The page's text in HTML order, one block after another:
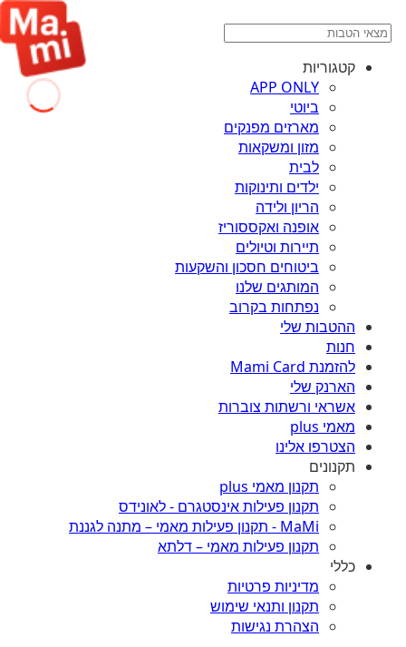
קטגוריות
APP ONLY
ביוטי
מארזים מפנקים
מזון ומשקאות
לבית
ילדים ותינוקות
הריון ולידה
אופנה ואקססוריז
תיירות וטיולים
ביטוחים חסכון והשקעות
המותגים שלנו
נפתחות בקרוב
ההטבות שלי
חנות
להזמנת Mami Card
הארנק שלי
אשראי ורשתות צוברות
מאמי plus
הצטרפו אלינו
תקנונים
תקנון מאמי plus
תקנון פעילות אינסטגרם - לאונידס
MaMi - תקנון פעילות מאמי – מתנה לגננת
תקנון פעילות מאמי – דלתא
כללי
מדיניות פרטיות
תקנון ותנאי שימוש
הצהרת נגישות